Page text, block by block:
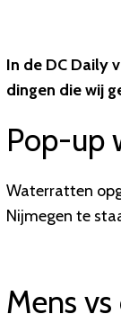
In de DC Daily
dingen die wij
Pop-up
Waterratten
Nijmegen te
Mens